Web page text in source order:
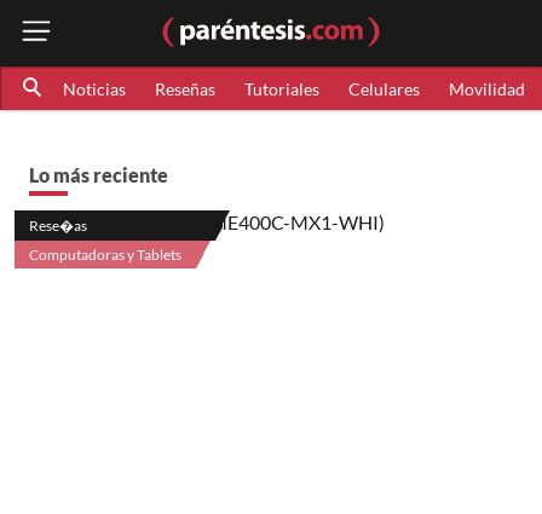
Noticias Reseñas Tutoriales Celulares Movilidad
Lo más reciente
Rese�as
Computadoras y Tablets